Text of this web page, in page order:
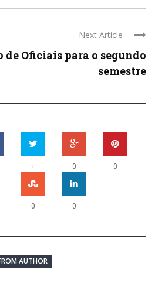
Next Article
de Oficiais para o segundo
semestre
+ 0 0
0 0
AUTHOR